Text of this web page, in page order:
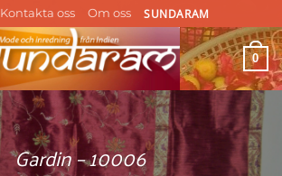
Kontakta oss Om oss SUNDARAM
0
Gardin – 10006